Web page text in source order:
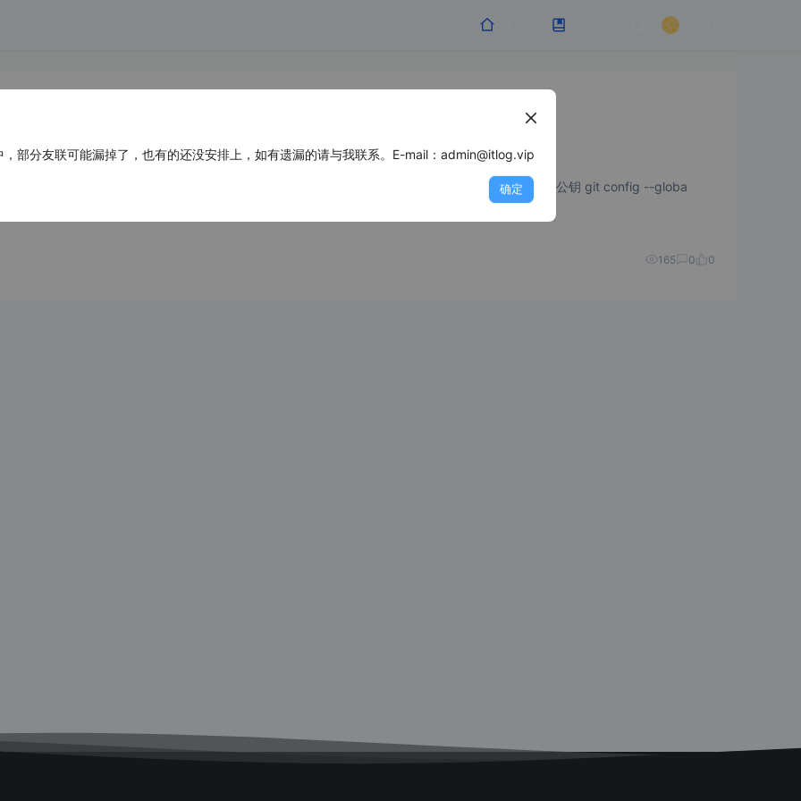
在GitHub使用过程中，避免不了用到Git命令，现记录一些日常使用的命令以便后期使用； #配置 Git 的用户名、邮箱、秘钥、公钥 git config --globa
165 0 0
部分友联可能漏掉了，也有的还没安排上，如有遗漏的请与我联系。E-mail：admin@itlog.vip
确定